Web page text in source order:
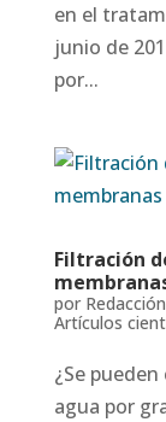
en el
junio de
por...
Filtración
por
Artículos
¿Se
agua por